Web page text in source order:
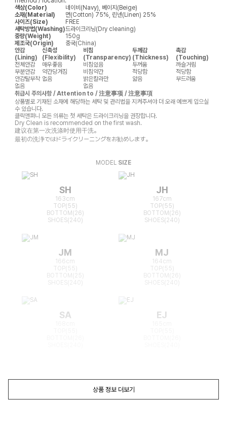
색상(Color)
네이비(Navy), 베이지(Beige)
소재(Material)
면(Cotton) 75%, 린넨(Linen) 25%
사이즈(Size)
FREE
세탁방법(Washing)드라이크리닝(Dry cleaning)
중량(Weight)
150g
제조국(Origin)
중국(China)
안감
(Lining)
신축성
(Flexibility)
비침
(Transparency)
두께감
(Thickness)
촉감
(Touching)
전체안감
매우좋음 비침있음 두꺼움
까슬거림
부분안감
약간당겨짐 비침약간 적당함
적당함
안감탈부착 없음 밝은칼라만 얇음
부드러움
없음
없음
취급시 주의사항 / Attention to / 注意事项 / 注意事項
상품별로 기재된 소재에 해당하는 세탁 및 관리법을 지켜주셔야 더 오래 예쁘게 입으실
수 있습니다.
클릭앤퍼니 모든 의류는 첫 세탁은 드라이크리닝을 권장합니다.
Dry Clean is recommended on the first wash.
建议在第一次洗涤时使用干洗。
最初の洗浄ではドライクリーニングをお勧めします。
MODEL SIZE
SH
163cm
TOP(55)
BOTTOM(26)
SHOES(240)
JH
167cm
TOP(55)
BOTTOM(26)
SHOES(240)
JM
166cm
TOP(55)
BOTTOM(25)
MJ
164cm
TOP(55)
BOTTOM(26)
SA EJ
상품 정보 더보기